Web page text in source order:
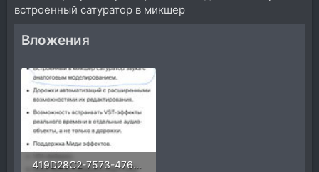
встроенный сатуратор в микшер
Вложения
419D28C2-7573-476E-A036-738B7DDBCF1C.jpeg